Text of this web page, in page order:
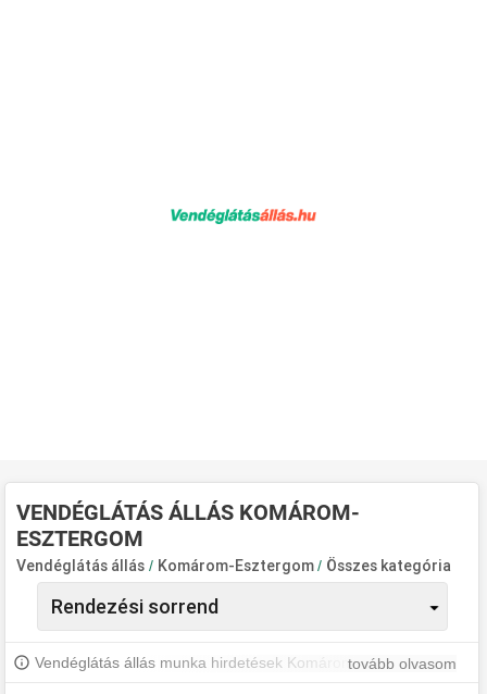
VENDÉGLÁTÁS ÁLLÁS KOMÁROM-
ESZTERGOM
Vendéglátás állás / Komárom-Esztergom/ Összes kategória
Vendéglátás állás munka hirdetések Komárom-Esztergom
tovább olvasom